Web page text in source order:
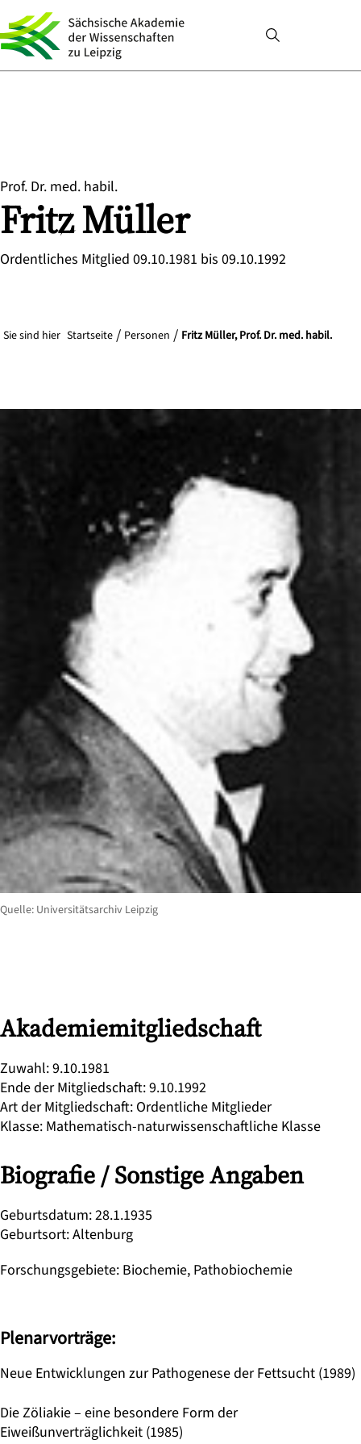
Prof. Dr. med. habil.
FritzMüller
Ordentliches Mitglied 09.10.1981 bis 09.10.1992
Sie sind hier Startseite Personen Fritz Müller, Prof. Dr. med. habil.
Akademiemitgliedschaft
Zuwahl:9.10.1981
Ende der Mitgliedschaft:9.10.1992
Art der Mitgliedschaft: Ordentliche Mitglieder
Klasse: Mathematisch-naturwissenschaftliche Klasse
Biografie / Sonstige Angaben
Geburtsdatum:28.1.1935
Geburtsort:Altenburg
Forschungsgebiete: Biochemie, Pathobiochemie
Plenarvorträge:
Neue Entwicklungen zur Pathogenese der Fettsucht (1989)
Die Zöliakie – eine besondere Form der
Eiweißunverträglichkeit (1985)
Quelle: Universitätsarchiv Leipzig